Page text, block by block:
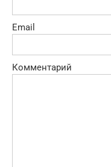
Email
Комментарий